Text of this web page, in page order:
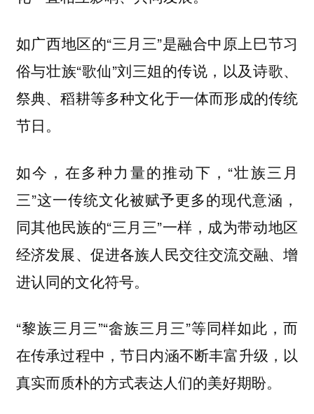
如广西地区的“三月三”是融合中原上巳节习
俗与壮族“歌仙”刘三姐的传说，以及诗歌、
祭典、稻耕等多种文化于一体而形成的传统
节日。
如今，在多种力量的推动下，“壮族三月
三”这一传统文化被赋予更多的现代意涵，
同其他民族的“三月三”一样，成为带动地区
经济发展、促进各族人民交往交流交融、增
进认同的文化符号。
“黎族三月三”“畲族三月三”等同样如此，而
在传承过程中，节日内涵不断丰富升级，以
真实而质朴的方式表达人们的美好期盼。